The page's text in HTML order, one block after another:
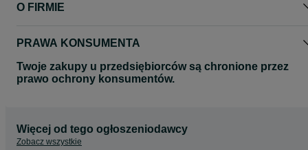
O FIRMIE
PRAWA KONSUMENTA
Twoje zakupy u przedsiębiorców są chronione przez
prawo ochrony konsumentów.
Więcej od tego ogłoszeniodawcy
Zobacz wszystkie